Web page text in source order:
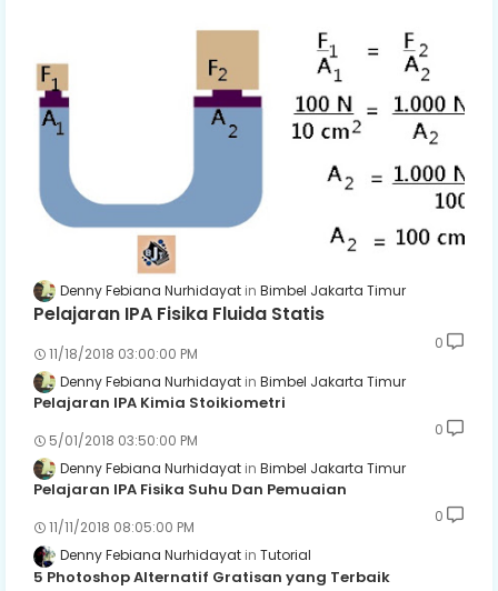
Denny Febiana Nurhidayat Bimbel Jakarta Timur
Pelajaran IPA Fisika Fluida Statis
11/18/2018 03:00:00 PM
0
Denny Febiana Nurhidayat Bimbel Jakarta Timur
Pelajaran IPA Kimia Stoikiometri
5/01/2018 03:50:00 PM
0
Denny Febiana Nurhidayat Bimbel Jakarta Timur
Pelajaran IPA Fisika Suhu Dan Pemuaian
11/11/2018 08:05:00 PM
0
Denny Febiana Nurhidayat Tutorial
5 Photoshop Alternatif Gratisan yang Terbaik